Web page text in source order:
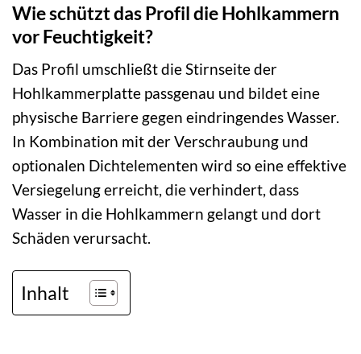
Wie schützt das Profil die Hohlkammern
vor Feuchtigkeit?
Das Profil umschließt die Stirnseite der
Hohlkammerplatte passgenau und bildet eine
physische Barriere gegen eindringendes Wasser.
In Kombination mit der Verschraubung und
optionalen Dichtelementen wird so eine effektive
Versiegelung erreicht, die verhindert, dass
Wasser in die Hohlkammern gelangt und dort
Schäden verursacht.
Inhalt